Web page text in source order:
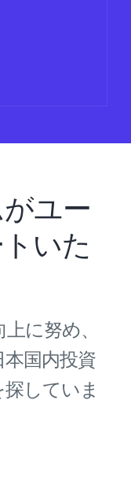
ユー
いた
に努め、
国内投資
していま